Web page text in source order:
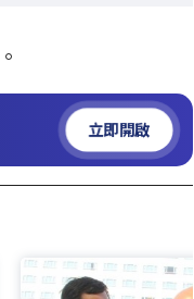
立即開啟